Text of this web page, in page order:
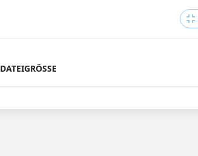
DATEIGRÖSSE